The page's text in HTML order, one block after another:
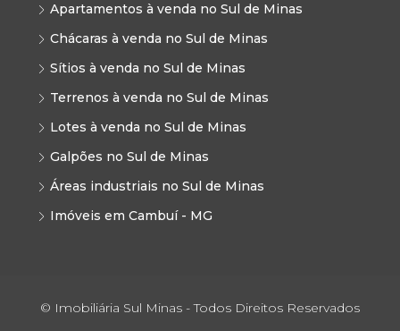
Apartamentos à venda no Sul de Minas
Chácaras à venda no Sul de Minas
Sítios à venda no Sul de Minas
Terrenos à venda no Sul de Minas
Lotes à venda no Sul de Minas
Galpões no Sul de Minas
Áreas industriais no Sul de Minas
Imóveis em Cambuí - MG
© Imobiliária Sul Minas - Todos Direitos Reservados